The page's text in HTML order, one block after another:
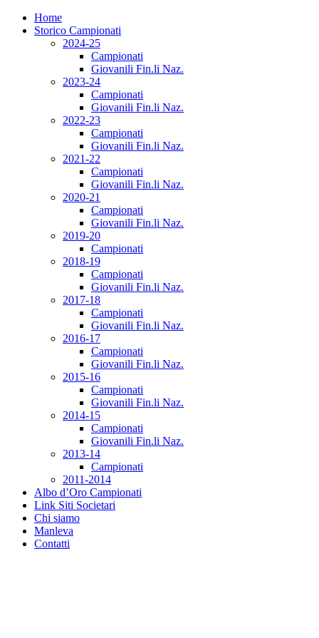
Home
Storico Campionati
2024-25
Campionati
Giovanili Fin.li Naz.
2023-24
Campionati
Giovanili Fin.li Naz.
2022-23
Campionati
Giovanili Fin.li Naz.
2021-22
Campionati
Giovanili Fin.li Naz.
2020-21
Campionati
Giovanili Fin.li Naz.
2019-20
Campionati
2018-19
Campionati
Giovanili Fin.li Naz.
2017-18
Campionati
Giovanili Fin.li Naz.
2016-17
Campionati
Giovanili Fin.li Naz.
2015-16
Campionati
Giovanili Fin.li Naz.
2014-15
Campionati
Giovanili Fin.li Naz.
2013-14
Campionati
2011-2014
Albo d’Oro Campionati
Link Siti Societari
Chi siamo
Manleva
Contatti